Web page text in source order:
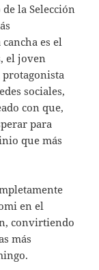
la Selección
es el
el joven
sociales,
con que,
para
que más
en el
convirtiendo
más